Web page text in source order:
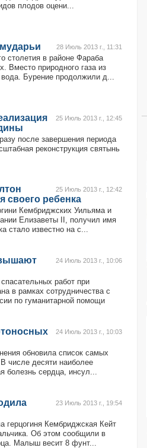
плодов оцени...
28 Июль 2013 г., 11:31
столетия в районе Фараба
Вместо природного газа из
Бурение продолжили д...
25 Июль 2013 г., 12:45
после завершения периода
реконструкция святынь
25 Июль 2013 г., 12:42
своего ребенка
Кембриджских Уильяма и
Елизаветы II, получил имя
стало известно на с...
24 Июль 2013 г., 10:06
работ при
в рамках сотрудничества с
по гуманитарной помощи
24 Июль 2013 г., 10:03
обновила список самых
числе десяти наиболее
болезнь сердца, инсул...
23 Июль 2013 г., 19:54
герцогиня Кембриджская Кейт
Об этом сообщили в
Малыш весит 8 фунт...